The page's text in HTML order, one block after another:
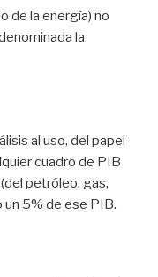
de la energía) no
la
al uso, del papel
cuadro de PIB
petróleo, gas,
un 5% de ese PIB.